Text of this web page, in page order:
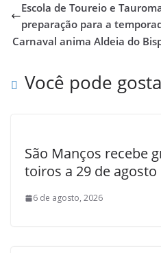
Escola de Toureio e
preparação para a
Carnaval anima Aldeia do
Você pode
São Manços recebe
toiros a 29 de agosto
6 de agosto, 2026